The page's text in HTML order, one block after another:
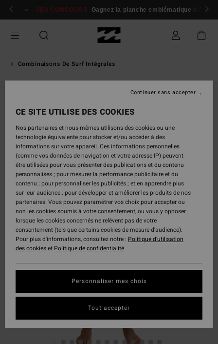
Passer
Se connecter / s'inscrire
JEU CONCOURS Gagnez la planche emblématique d'Andy
Combinaisons De Surf Intégrales
CE SITE UTILISE DES COOKIES
Nos partenaires et nous-mêmes utilisons des cookies ou une
technologie équivalente pour stocker et/ou accéder à des
informations sur votre appareil. Ces informations personnelles
(comme vos données de navigation et votre adresse IP) peuvent
être utilisées pour vous présenter des publications et du contenu
personnalisés ; pour mesurer la performance publicitaire et du
contenu ; pour personnaliser les publicités ; et en apprendre plus
sur leur audience ; pour développer et améliorer les produits de nos
partenaires. Vous pouvez paramétrer vos choix pour accepter ou
non les cookies soumis à votre consentement, ou vous y opposer
lorsque les cookies concernés ne relèvent pas de votre
consentement (tels que certains cookies de mesure d’audience).
Pour plus d'informations, consultez notre : Politique d'utilisation
des cookieset Politique de confidentialité
Personnaliser mes choix
Continuer sans accepter
Tout accepter